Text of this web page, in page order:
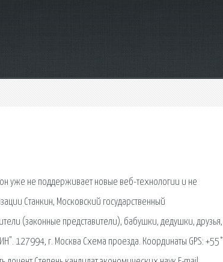
уже не поддерживает новые веб-технологии и не
Станкин, Московский государственный
(законные представители), бабушки, дедушки, друзья,
127994, г. Москва Схема проезда. Координаты GPS: +55°